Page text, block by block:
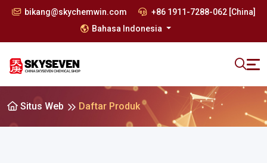
bikang@skychemwin.com
+86 1911-7288-062 [China]
Bahasa Indonesia
Situs Web Daftar Produk